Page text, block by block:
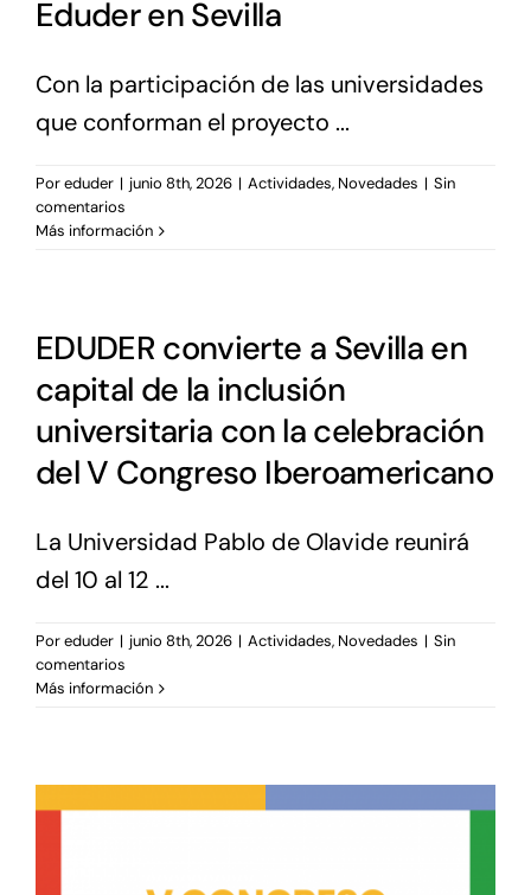
Eduder en Sevilla
Con la participación de las universidades
que conforman el proyecto ...
Poreduder | junio 8th, 2026 | Actividades, Novedades | Sin
comentarios
Más información
EDUDER convierte a Sevilla en
capital de la inclusión
universitaria con la celebración
del V Congreso Iberoamericano
La Universidad Pablo de Olavide reunirá
del 10 al 12 ...
Poreduder | junio 8th, 2026 | Actividades, Novedades | Sin
comentarios
Más información